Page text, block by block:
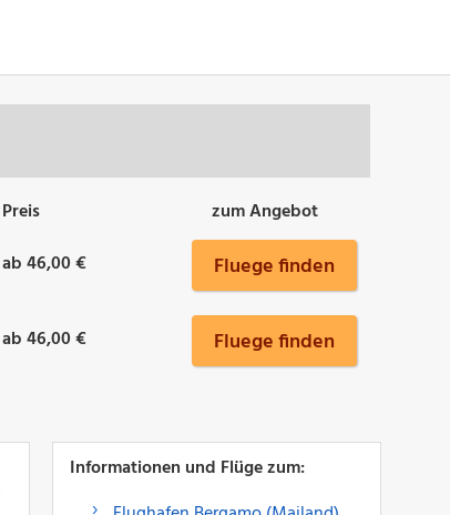
Preis
zum Angebot
ab 46,00 € Fluege finden
ab 46,00 € Fluege finden
Informationen und Flüge zum: